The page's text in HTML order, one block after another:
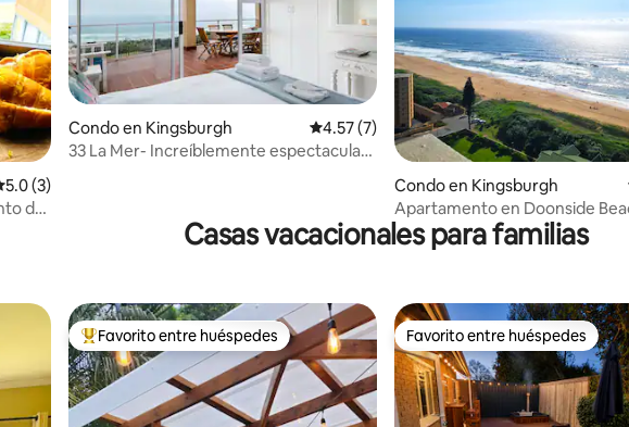
promedio: 5.0 de 5, 3 reseñas
5.0 (3)
de
Condo en Kingsburgh Calificación promedio: 4.57 de 5, 7 reseñas
4.57 (7)
33 La Mer- Increíblemente espectacular
Condo en Kingsburgh
Apartamento en Doonside
Casas vacacionales para familias
Favorito entre huéspedes preferido
Favorito entre huéspedes Favorito entre huéspedes
Favorito entre huéspedes